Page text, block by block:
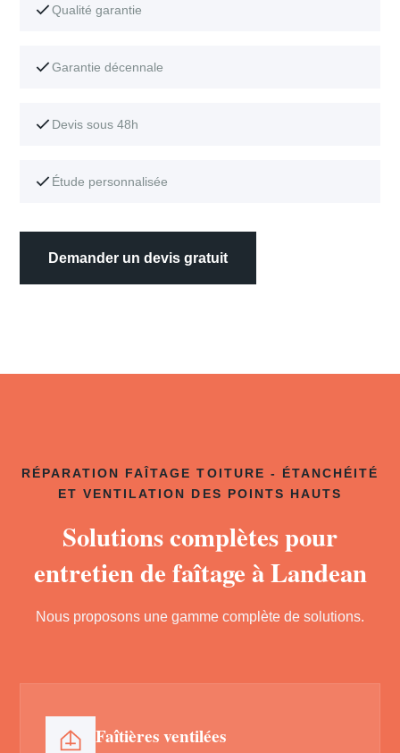
Qualité garantie
Garantie décennale
Devis sous 48h
Étude personnalisée
Demander un devis gratuit
RÉPARATION FAÎTAGE TOITURE - ÉTANCHÉITÉ
ET VENTILATION DES POINTS HAUTS
Solutions complètes pour
entretien de faîtage à Landean
Nous proposons une gamme complète de solutions.
Faîtières ventilées